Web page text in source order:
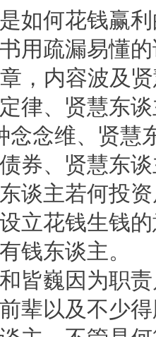
是如何花钱赢
用疏漏易懂
，内容波及
律、贤慧东
念念维、贤慧
券、贤慧东
谈主若何投
立花钱生钱
钱东谈主。
皆巍因为职
辈以及不少